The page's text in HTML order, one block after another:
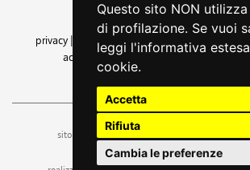
Questo sito NON
di profilazione. Se vuoi
leggi l'informativa
cookie.
Accetta
Rifiuta
Cambia le preferenze
amministrazione trasparente
privacy
cookie |note legali accessibilità
accessibilità| feedback
cambio
sito a cura dell'ufficio stampa e